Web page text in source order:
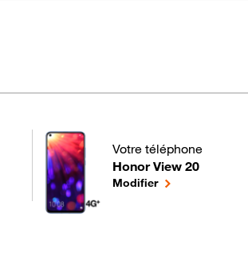
Votre téléphone
Honor View 20
pour votre Honor View
Modifierle téléphone